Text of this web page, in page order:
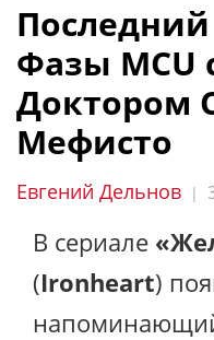
Фазы MCU
Доктором
Мефисто
Евгений Дельнов |
В сериале
(Ironheart)